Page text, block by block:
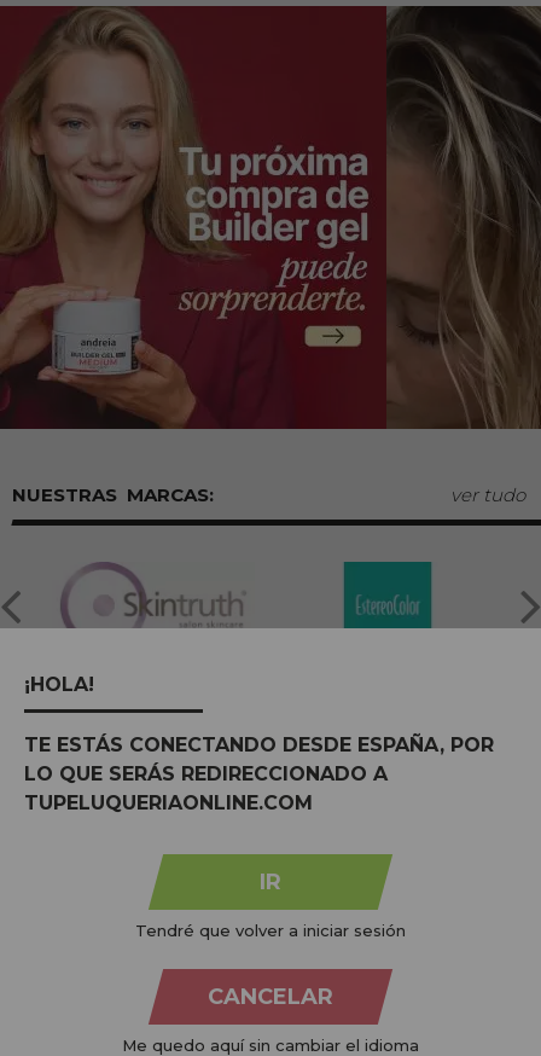
MARCAS: ver tudo
produtos para cabeleireiro e beleza, oferecendo uma vasta
gama ao seu alcance económico e profissional. Temos preços
competitivos e estamos sempre à sua disposição.
Atendimento ao cliente
De segunda a quinta-feira, das 09:00 às 14:00.
Sexta-feira, das 08:00 às 13:00.
¡HOLA!
TE ESTÁS CONECTANDO DESDE ESPAÑA, POR
LO QUE SERÁS REDIRECCIONADO A
TUPELUQUERIAONLINE.COM
IR
Tendré que volver a iniciar sesión
CANCELAR
Me quedo aquí sin cambiar el idioma